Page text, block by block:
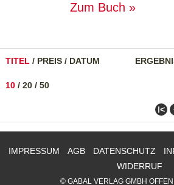
Zum Buch
TITEL / PREIS / DATUM
10 / 20 / 50
ǀ<
IMPRESSUM AGB DATENSCHUTZ
WIDERRUF
© GABAL VERLAG GMBH